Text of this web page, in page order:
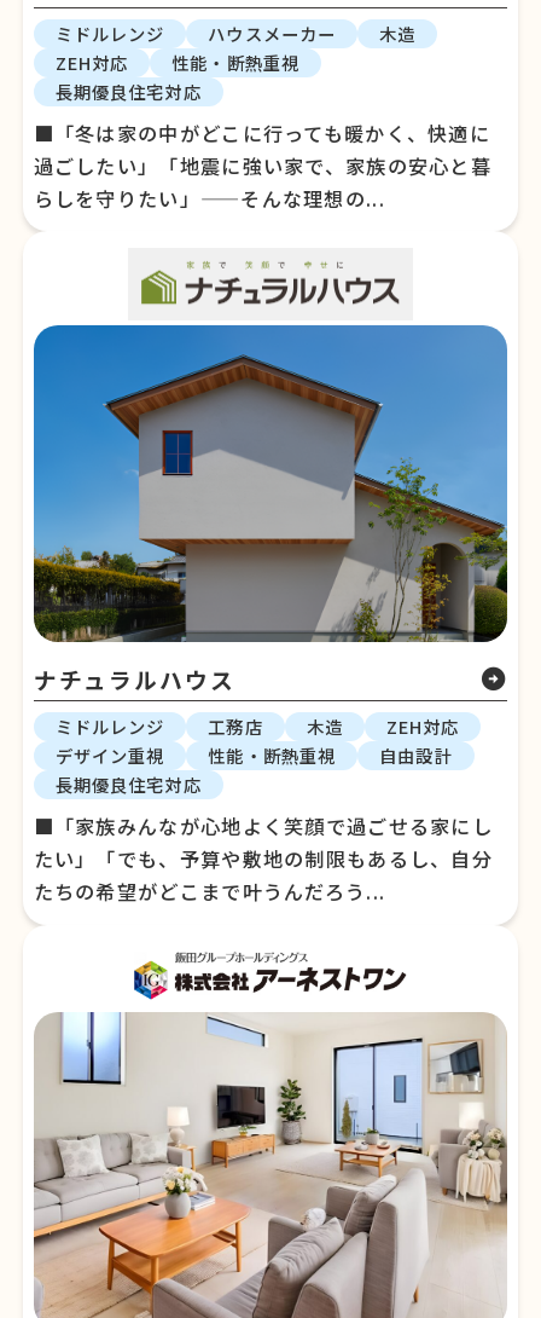
ミドルレンジ ハウスメーカー
木造
ZEH対応
性能・断熱重視
長期優良住宅対応
■「冬は家の中がどこに行っても暖かく、快適に
過ごしたい」「地震に強い家で、家族の安心と暮
らしを守りたい」——そんな理想の...
ナチュラルハウス arrow_circle_right
ミドルレンジ 工務店 木造
ZEH対応
デザイン重視
性能・断熱重視
自由設計
長期優良住宅対応
■「家族みんなが心地よく笑顔で過ごせる家にし
たい」「でも、予算や敷地の制限もあるし、自分
たちの希望がどこまで叶うんだろう...